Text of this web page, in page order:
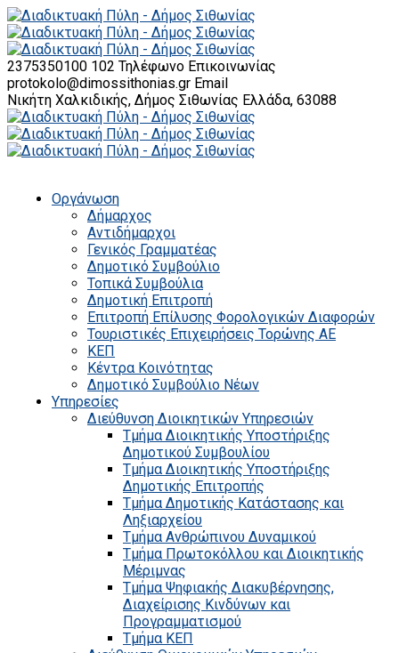
2375350100 102 Τηλέφωνο Επικοινωνίας
protokolo@dimossithonias.gr Email
Νικήτη Χαλκιδικής, Δήμος Σιθωνίας Ελλάδα, 63088
Οργάνωση
Δήμαρχος
Αντιδήμαρχοι
Γενικός Γραμματέας
Δημοτικό Συμβούλιο
Τοπικά Συμβούλια
Δημοτική Επιτροπή
Επιτροπή Επίλυσης Φορολογικών Διαφορών
Τουριστικές Επιχειρήσεις Τορώνης ΑΕ
ΚΕΠ
Κέντρα Κοινότητας
Δημοτικό Συμβούλιο Νέων
Υπηρεσίες
Διεύθυνση Διοικητικών Υπηρεσιών
Τμήμα Διοικητικής Υποστήριξης
Δημοτικού Συμβουλίου
Τμήμα Διοικητικής Υποστήριξης
Δημοτικής Επιτροπής
Τμήμα Δημοτικής Κατάστασης και
Ληξιαρχείου
Τμήμα Ανθρώπινου Δυναμικού
Τμήμα Πρωτοκόλλου και Διοικητικής
Μέριμνας
Τμήμα Ψηφιακής Διακυβέρνησης,
Διαχείρισης Κινδύνων και
Προγραμματισμού
Τμήμα ΚΕΠ